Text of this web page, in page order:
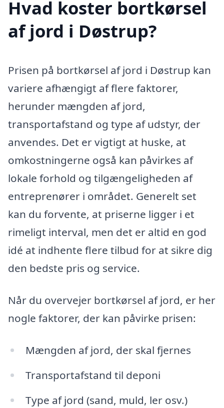
Hvad koster bortkørsel
af jord i Døstrup?
Prisen på bortkørsel af jord i Døstrup kan
variere afhængigt af flere faktorer,
herunder mængden af jord,
transportafstand og type af udstyr, der
anvendes. Det er vigtigt at huske, at
omkostningerne også kan påvirkes af
lokale forhold og tilgængeligheden af
entreprenører i området. Generelt set
kan du forvente, at priserne ligger i et
rimeligt interval, men det er altid en god
idé at indhente flere tilbud for at sikre dig
den bedste pris og service.
Når du overvejer bortkørsel af jord, er her
nogle faktorer, der kan påvirke prisen:
Mængden af jord, der skal fjernes
Transportafstand til deponi
Type af jord (sand, muld, ler osv.)